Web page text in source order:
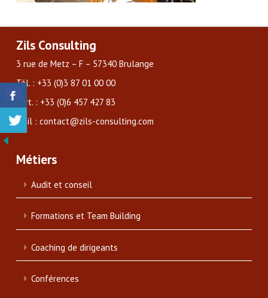
Zils Consulting
3 rue de Metz – F – 57340 Brulange
Tél. : +33 (0)3 87 01 00 00
Port. : +33 (0)6 457 427 83
Mail : contact@zils-consulting.com
Métiers
Audit et conseil
Formations et Team Building
Coaching de dirigeants
Conférences